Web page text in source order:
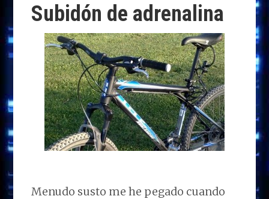
Subidón de adrenalina
Menudo susto me he pegado cuando